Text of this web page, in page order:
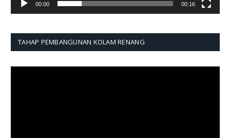
00:00 00:16
TAHAP PEMBANGUNAN KOLAM RENANG